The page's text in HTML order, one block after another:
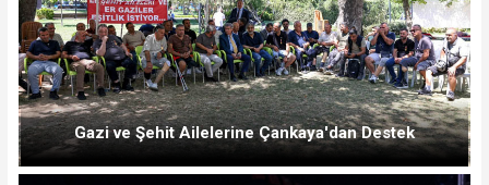
Gazi ve Şehit Ailelerine Çankaya'dan Destek